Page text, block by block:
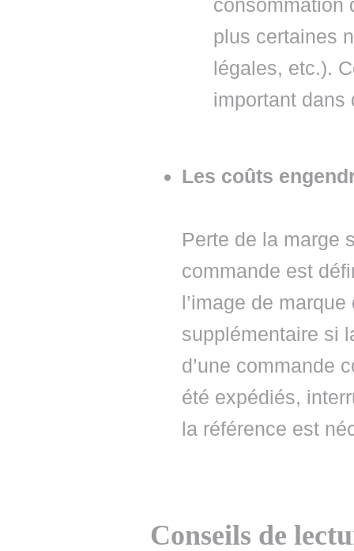
consommation
plus certaines
légales, etc.).
important dans
Les coûts
Perte de la marge
commande est
l’image de
supplémentaire si
d’une commande
été expédiés,
la référence est
Conseils de